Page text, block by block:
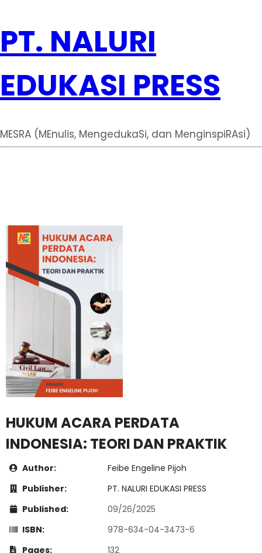
PT. NALURI
EDUKASI PRESS
MESRA (MEnulis, MengedukaSi, dan MenginspiRAsi)
HUKUM ACARA PERDATA
INDONESIA: TEORI DAN PRAKTIK
Author:
Feibe Engeline Pijoh
Publisher:
PT. NALURI EDUKASI PRESS
Published:
09/26/2025
ISBN:
978-634-04-3473-6
Pages:
132